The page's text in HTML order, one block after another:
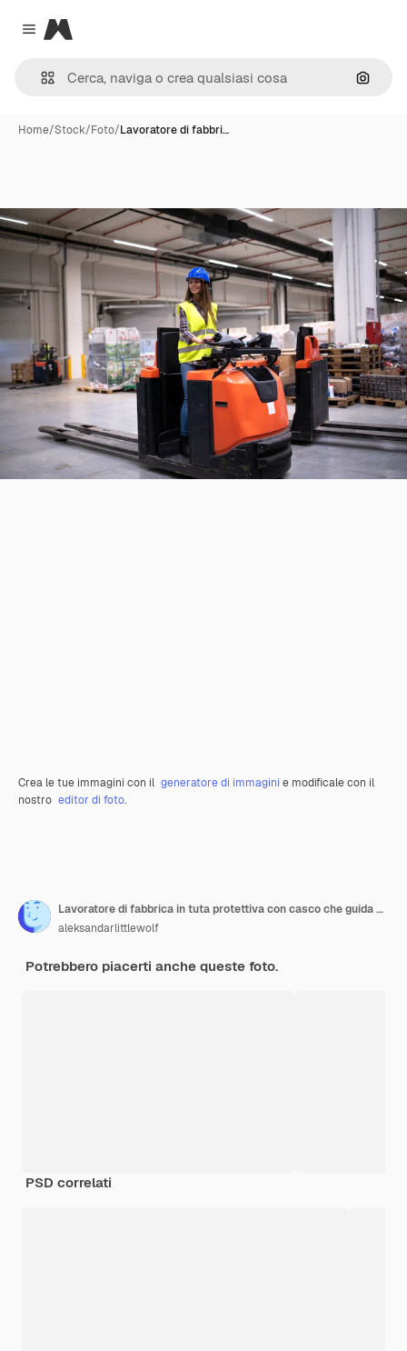
Close menu
Magnific
Cerca
Home/Stock/Foto/Lavoratore di fabbri…
Crea le tue immagini con il generatore di immagini e modificale con il
nostro editor di foto.
Lavoratore di fabbrica in tuta protettiva con casco che guida un carrello elevatore
aleksandarlittlewolf
Potrebbero piacerti anche queste foto.
PSD correlati